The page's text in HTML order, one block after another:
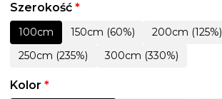
Szerokość *
100cm 150cm (60%)
200cm (125%)
250cm (235%)
300cm (330%)
Kolor *